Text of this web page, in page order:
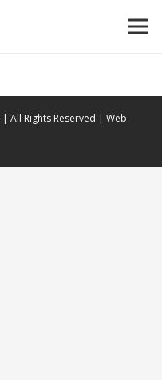
All Rights Reserved | Web